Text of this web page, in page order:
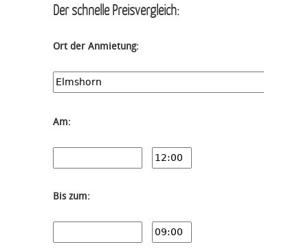
Der schnelle Preisvergleich:
Ort der Anmietung:
Am:
Bis zum: